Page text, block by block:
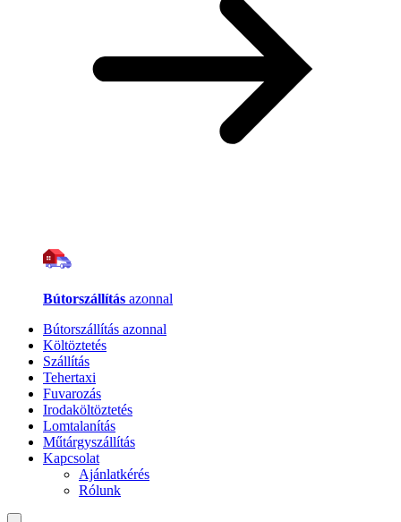
Bútorszállítás azonnal
Bútorszállítás azonnal
Költöztetés
Szállítás
Tehertaxi
Fuvarozás
Irodaköltöztetés
Lomtalanítás
Műtárgyszállítás
Kapcsolat
Ajánlatkérés
Rólunk